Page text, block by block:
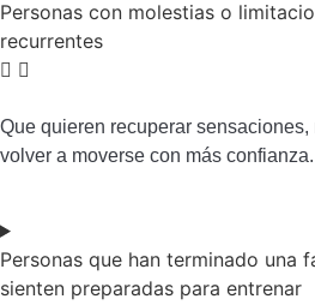
Personas con molestias o
recurrentes
Que quieren recuperar
volver a moverse con más confianza.
Personas que han terminado una
sienten preparadas para entrenar